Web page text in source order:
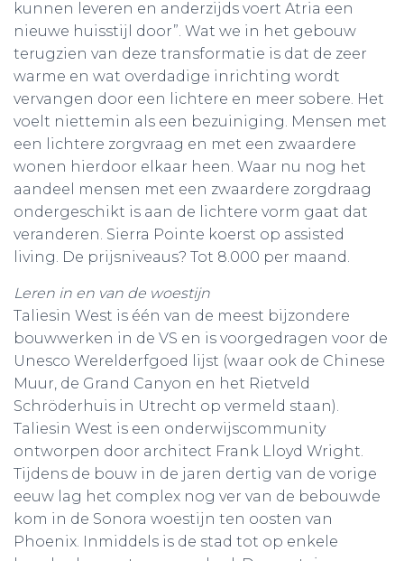
kunnen leveren en anderzijds voert Atria een
nieuwe huisstijl door”. Wat we in het gebouw
terugzien van deze transformatie is dat de zeer
warme en wat overdadige inrichting wordt
vervangen door een lichtere en meer sobere. Het
voelt niettemin als een bezuiniging. Mensen met
een lichtere zorgvraag en met een zwaardere
wonen hierdoor elkaar heen. Waar nu nog het
aandeel mensen met een zwaardere zorgdraag
ondergeschikt is aan de lichtere vorm gaat dat
veranderen. Sierra Pointe koerst op assisted
living. De prijsniveaus? Tot 8.000 per maand.
Leren in en van de woestijn
Taliesin West is één van de meest bijzondere
bouwwerken in de VS en is voorgedragen voor de
Unesco Werelderfgoed lijst (waar ook de Chinese
Muur, de Grand Canyon en het Rietveld
Schröderhuis in Utrecht op vermeld staan).
Taliesin West is een onderwijscommunity
ontworpen door architect Frank Lloyd Wright.
Tijdens de bouw in de jaren dertig van de vorige
eeuw lag het complex nog ver van de bebouwde
kom in de Sonora woestijn ten oosten van
Phoenix. Inmiddels is de stad tot op enkele